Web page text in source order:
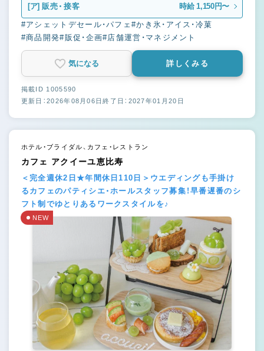
[ア] 販売・接客 時給 1,150円〜
#アシェットデセール・パフェ#かき氷・アイス・冷菓
#商品開発#販促・企画#店舗運営・マネジメント
気になる 詳しくみる
掲載ID 1005590
更新日：2026年08月06日終了日：2027年01月20日
ホテル・ブライダル、カフェ・レストラン
カフェ アクイーユ恵比寿
＜完全週休2日★年間休日110日＞ウエディングも手掛け
るカフェのパティシエ・ホールスタッフ募集！早番遅番のシ
フト制でゆとりあるワークスタイルを♪
NEW